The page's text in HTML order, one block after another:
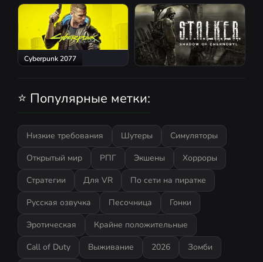
Red Dead Redemption 2 Atomic Heart
Cyberpunk 2077
⭐ Популярные метки:
Низкие требования Шутеры
Симуляторы
Открытый мир
РПГ Экшены
Хорроры
Стратегии
Для VR
По сети на пиратке
Русская озвучка
Песочница
Гонки
Эротическая
Крайне положительные
Call of Duty
Выживание 2026
Зомби